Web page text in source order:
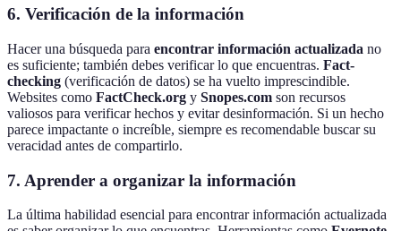
6. Verificación de la información
Hacer una búsqueda para encontrar información actualizada no
es suficiente; también debes verificar lo que encuentras. Fact-
checking (verificación de datos) se ha vuelto imprescindible.
Websites como FactCheck.org y Snopes.com son recursos
valiosos para verificar hechos y evitar desinformación. Si un hecho
parece impactante o increíble, siempre es recomendable buscar su
veracidad antes de compartirlo.
7. Aprender a organizar la información
La última habilidad esencial para encontrar información actualizada